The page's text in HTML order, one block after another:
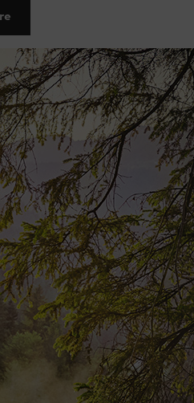
sinds 1926.
in de natuur eenvoudiger dankzij
knowhow en voortdurende
eeuw STIHL met exclusieve
interessante wedstrijden.